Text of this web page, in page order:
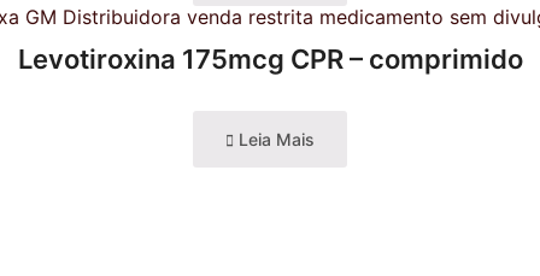
Levotiroxina 175mcg CPR – comprimido
Leia Mais